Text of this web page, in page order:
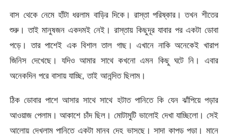
বাস থেকে নেমে হাঁটা ধরলাম বাড়ির দিকে। রাস্তা পরিষ্কার। তখন শীতের
শুরু। তাই মানুষজন একদমই নেই। রাস্তায় কিছুদূর যাবার পর একটা ডোবা
পড়ে। তার পাশেই এক বিশাল তাল গাছ। এখানে নাকি অনেকেই খারাপ
জিনিস দেখেছে। যদিও আমার সাথে কখনো এমন কিছু ঘটে নি। এবার
অনেকদিন পরে বাসায় যাচ্ছি, তাই আনন্দিত ছিলাম।
ঠিক ডোবার পাশে আসার সাথে সাথে হটাত পানিতে কি যেন ঝাঁপিয়ে পড়ার
আওয়াজ পেলাম। আকাশে চাঁদ ছিল। মোটামুটি ভালোই দেখা যাচ্ছিলো। সেই
আলোয় দেখলাম পানিতে একটা মানব দেহ ভাসছে। সাদা কাপড় পড়া। মানে